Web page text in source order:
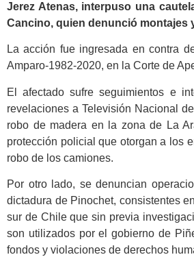
Jerez Atenas, interpuso una
Cancino, quien denunció montajes
La acción fue ingresada en contra
Amparo-1982-2020, en la Corte de
El afectado sufre seguimientos e
revelaciones a Televisión Nacional
robo de madera en la zona de La
protección policial que otorgan a los
robo de los camiones.
Por otro lado, se denuncian
dictadura de Pinochet, consistentes
sur de Chile que sin previa
son utilizados por el gobierno de
fondos y violaciones de derechos